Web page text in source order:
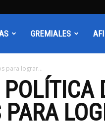
GREMIALES
para lograr...